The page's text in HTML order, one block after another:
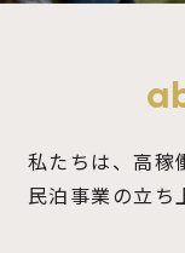
私たちは、高稼
民泊事業の立ち